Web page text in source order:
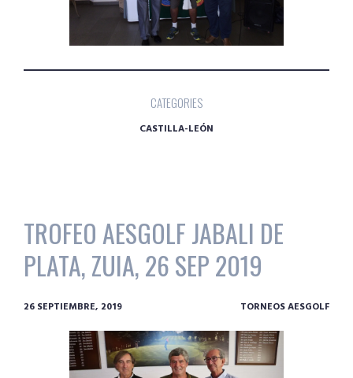
CATEGORIES
CASTILLA-LEÓN
TROFEO AESGOLF JABALI DE
PLATA, ZUIA, 26 SEP 2019
26 SEPTIEMBRE, 2019 TORNEOS AESGOLF